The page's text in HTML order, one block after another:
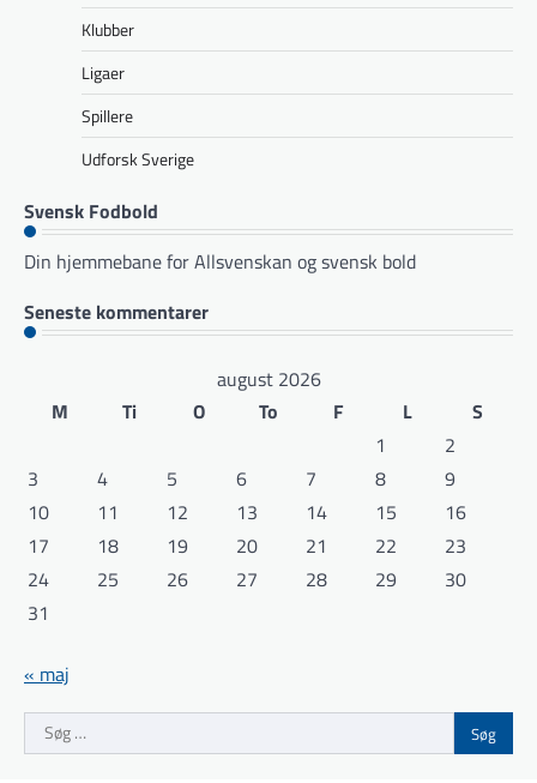
Klubber
Ligaer
Spillere
Udforsk Sverige
Svensk Fodbold
Din hjemmebane for Allsvenskan og svensk bold
Seneste kommentarer
august 2026
M
Ti O To F L
S
1
2
3
4 5 6 7 8
9
10
11 12 13 14 15
16
17
18 19 20 21 22
23
24
25 26 27 28 29
30
31
« maj
Søg
efter: